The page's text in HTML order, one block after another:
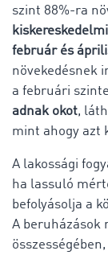
szint 88%-ra
február és
növekedésnek
a februári
adnak okot,
mint ahogy azt
A lakossági
ha lassuló
befolyásolja a
A beruházások